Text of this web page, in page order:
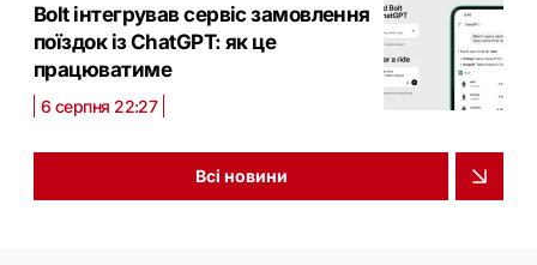
Bolt інтегрував сервіс замовлення
поїздок із ChatGPT: як це
працюватиме
6 серпня 22:27
Всі новини